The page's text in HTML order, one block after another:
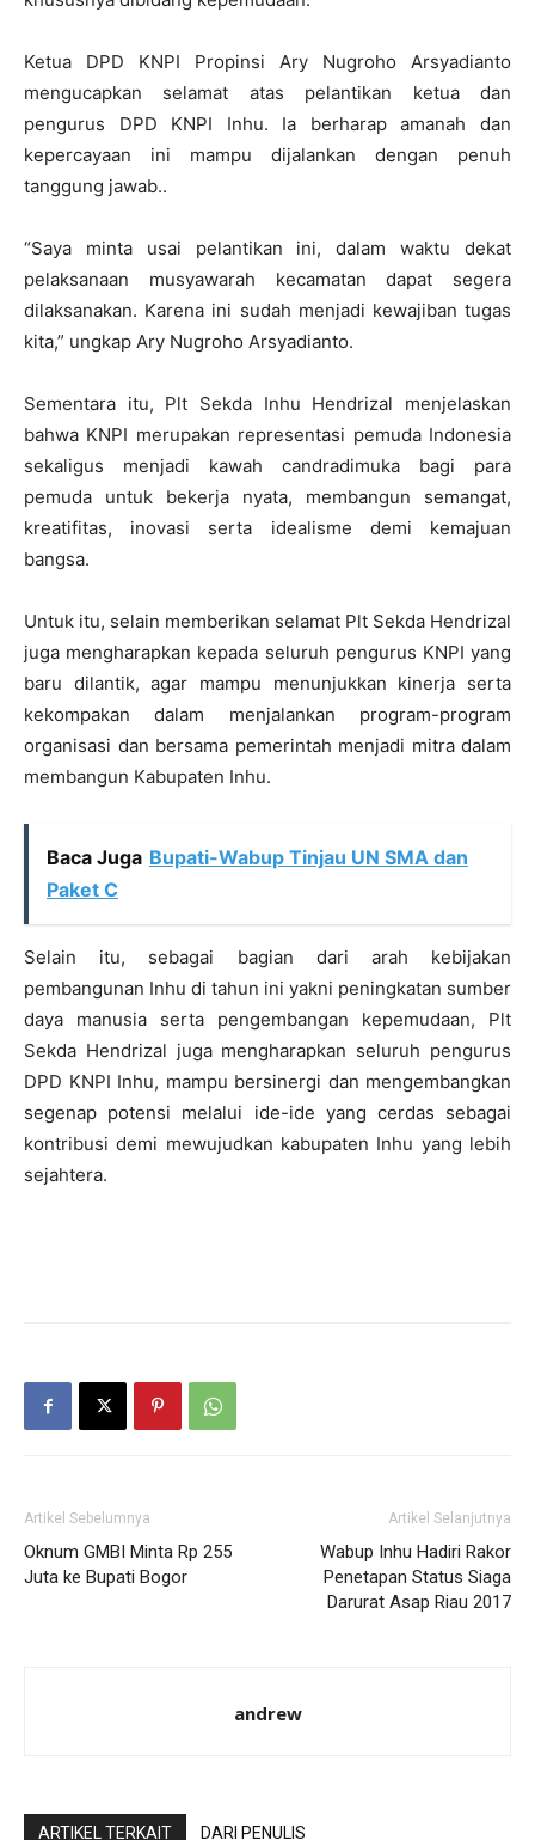
Ketua DPD KNPI Propinsi Ary Nugroho Arsyadianto
mengucapkan selamat atas pelantikan ketua dan
pengurus DPD KNPI Inhu. Ia berharap amanah dan
kepercayaan ini mampu dijalankan dengan penuh
tanggung jawab..
“Saya minta usai pelantikan ini, dalam waktu dekat
pelaksanaan musyawarah kecamatan dapat segera
dilaksanakan. Karena ini sudah menjadi kewajiban tugas
kita,” ungkap Ary Nugroho Arsyadianto.
Sementara itu, Plt Sekda Inhu Hendrizal menjelaskan
bahwa KNPI merupakan representasi pemuda Indonesia
sekaligus menjadi kawah candradimuka bagi para
pemuda untuk bekerja nyata, membangun semangat,
kreatifitas, inovasi serta idealisme demi kemajuan
bangsa.
Untuk itu, selain memberikan selamat Plt Sekda Hendrizal
juga mengharapkan kepada seluruh pengurus KNPI yang
baru dilantik, agar mampu menunjukkan kinerja serta
kekompakan dalam menjalankan program-program
organisasi dan bersama pemerintah menjadi mitra dalam
membangun Kabupaten Inhu.
Baca Juga Bupati-Wabup Tinjau UN SMA dan
Paket C
Selain itu, sebagai bagian dari arah kebijakan
pembangunan Inhu di tahun ini yakni peningkatan sumber
daya manusia serta pengembangan kepemudaan, Plt
Sekda Hendrizal juga mengharapkan seluruh pengurus
DPD KNPI Inhu, mampu bersinergi dan mengembangkan
segenap potensi melalui ide-ide yang cerdas sebagai
kontribusi demi mewujudkan kabupaten Inhu yang lebih
sejahtera.
Artikel Sebelumnya
Oknum GMBI Minta Rp 255
Juta ke Bupati Bogor
Artikel Selanjutnya
Wabup Inhu Hadiri Rakor
Penetapan Status Siaga
Darurat Asap Riau 2017
andrew
ARTIKEL TERKAIT DARI PENULIS